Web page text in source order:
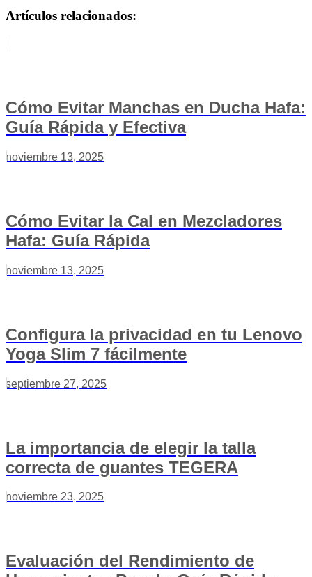
Artículos relacionados:
Cómo Evitar Manchas en Ducha Hafa:
Guía Rápida y Efectiva
noviembre 13, 2025
Cómo Evitar la Cal en Mezcladores
Hafa: Guía Rápida
noviembre 13, 2025
Configura la privacidad en tu Lenovo
Yoga Slim 7 fácilmente
septiembre 27, 2025
La importancia de elegir la talla
correcta de guantes TEGERA
noviembre 23, 2025
Evaluación del Rendimiento de